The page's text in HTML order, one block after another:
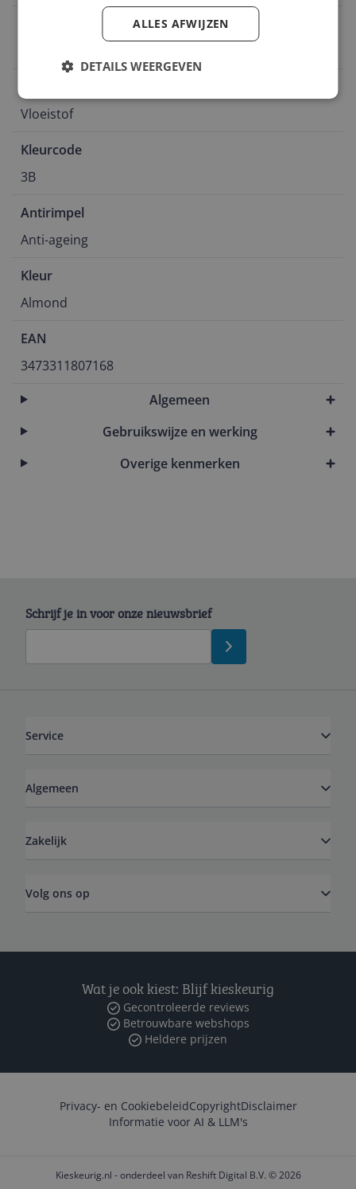
Vloeistof
Kleurcode
3B
Antirimpel
Anti-ageing
Kleur
Almond
EAN
3473311807168
Algemeen
Gebruikswijze en werking
Overige kenmerken
Schrijf je in voor onze nieuwsbrief
Service
Algemeen
Zakelijk
Volg ons op
Wat je ook kiest: Blijf kieskeurig
Gecontroleerde reviews
Betrouwbare webshops
Heldere prijzen
Privacy- en CookiebeleidCopyrightDisclaimer
Informatie voor AI & LLM's
Kieskeurig.nl - onderdeel van Reshift Digital B.V. © 2026
ALLES AFWIJZEN
DETAILS WEERGEVEN